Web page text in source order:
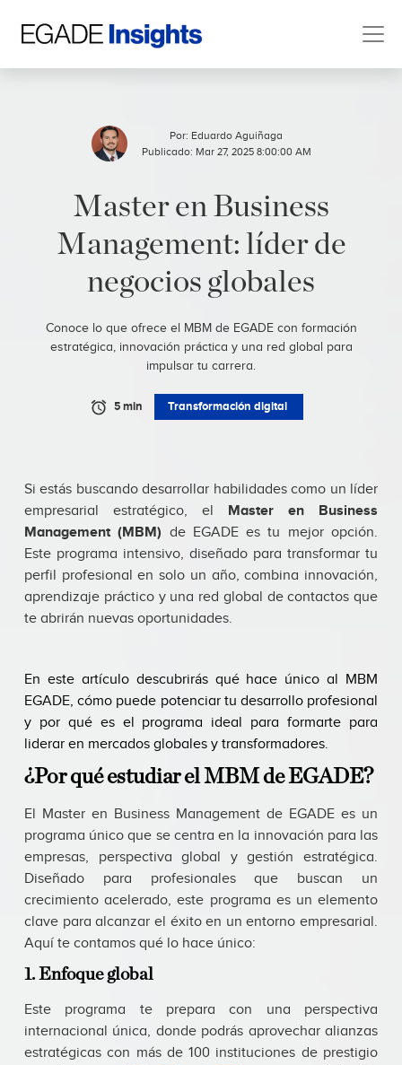
Por: Eduardo Aguiñaga
Publicado: Mar 27, 2025 8:00:00 AM
Master en Business
Management: líder de
negocios globales
Conoce lo que ofrece el MBM de EGADE con formación
estratégica, innovación práctica y una red global para
impulsar tu carrera.
5 min Transformación digital
Si estás buscando desarrollar habilidades como un líder
empresarial estratégico, el Master en Business
Management (MBM) de EGADE es tu mejor opción.
Este programa intensivo, diseñado para transformar tu
perfil profesional en solo un año, combina innovación,
aprendizaje práctico y una red global de contactos que
te abrirán nuevas oportunidades.
En este artículo descubrirás qué hace único al MBM
EGADE, cómo puede potenciar tu desarrollo profesional
y por qué es el programa ideal para formarte para
liderar en mercados globales y transformadores.
¿Por qué estudiar el MBM de EGADE?
El Master en Business Management de EGADE es un
programa único que se centra en la innovación para las
empresas, perspectiva global y gestión estratégica.
Diseñado para profesionales que buscan un
crecimiento acelerado, este programa es un elemento
clave para alcanzar el éxito en un entorno empresarial.
Aquí te contamos qué lo hace único:
1. Enfoque global
Este programa te prepara con una perspectiva
internacional única, donde podrás aprovechar alianzas
estratégicas con más de 100 instituciones de prestigio